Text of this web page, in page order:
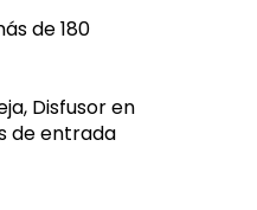
de 180
Disfusor en
de entrada